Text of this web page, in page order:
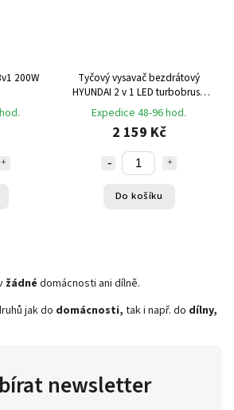
200W
Tyčový vysavač bezdrátový
HYUNDAI 2 v 1 LED turbobrush
bílá/modrá
Expedice 48-96 hod.
2 159 Kč
Do košíku
žádné domácnosti ani dílně.
jak do domácnosti, tak i např. do dílny,
newsletter